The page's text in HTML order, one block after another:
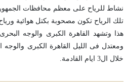
نشاط للرياح على معظم محافظات الجمهورية خلال 72
تلك الرياح تكون مصحوبة بكتل هوائية
هذا وتشهد القاهرة الكبرى والوجه
ومعتدل فى الليل القاهرة الكبرى
خلال ال3 ايام القادمة.